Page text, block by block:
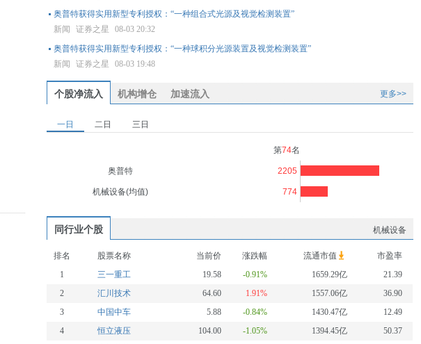
奥普特获得实用新型专利授权：“一种组合式光源及视觉检测装置”
新闻
证券之星
08-03 20:32
奥普特获得实用新型专利授权：“一种球积分光源装置及视觉检测装置”
新闻
证券之星 08-03 19:48
个股净流入 机构增仓 加速流入 更多>>
一日 二日 三日
第74名
奥普特 2205
机械设备(均值) 774
同行业个股 机械设备
排名 股票名称 当前价 涨跌幅 流通市值
市盈率
1
三一重工 19.58 -0.91% 1659.29亿
21.39
2
汇川技术 64.60 1.91% 1557.06亿
36.90
3
中国中车 5.88 -0.84% 1430.47亿
12.49
4
恒立液压 104.00 -1.05% 1394.45亿
50.37